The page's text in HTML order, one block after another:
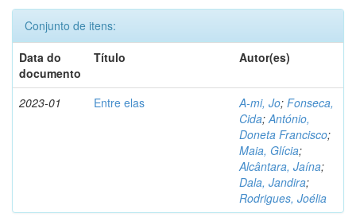
Conjunto de itens:
Data do
documento
Título Autor(es)
2023-01 Entre elas A-mi, Jo; Fonseca,
Cida;António,
Doneta Francisco;
Maia, Glícia;
Alcântara, Jaína;
Dala, Jandira;
Rodrigues, Joélia